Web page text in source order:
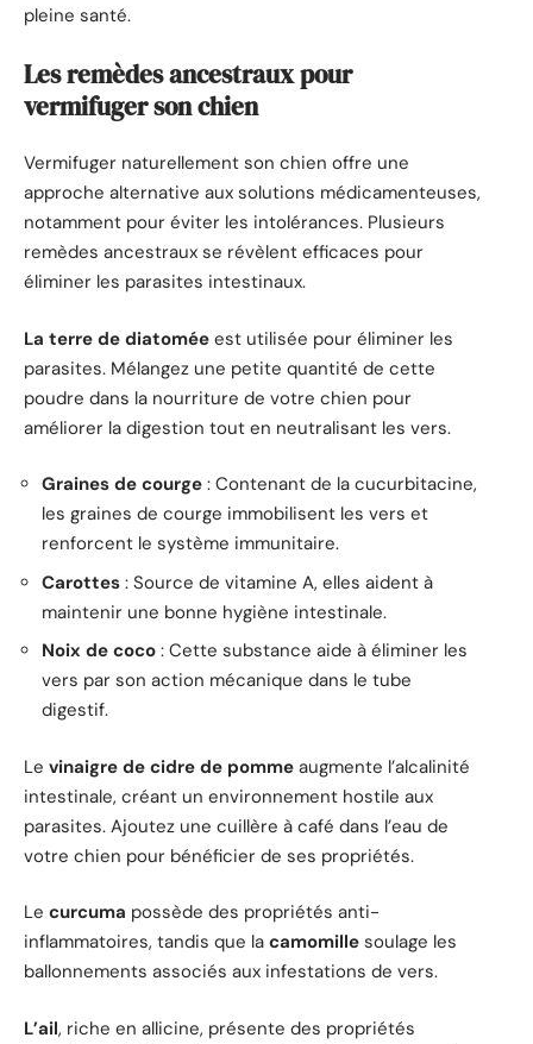
pleine santé.
Les remèdes ancestraux pour
vermifuger son chien
Vermifuger naturellement son chien offre une
approche alternative aux solutions médicamenteuses,
notamment pour éviter les intolérances. Plusieurs
remèdes ancestraux se révèlent efficaces pour
éliminer les parasites intestinaux.
La terre de diatomée est utilisée pour éliminer les
parasites. Mélangez une petite quantité de cette
poudre dans la nourriture de votre chien pour
améliorer la digestion tout en neutralisant les vers.
Graines de courge : Contenant de la cucurbitacine,
les graines de courge immobilisent les vers et
renforcent le système immunitaire.
Carottes : Source de vitamine A, elles aident à
maintenir une bonne hygiène intestinale.
Noix de coco : Cette substance aide à éliminer les
vers par son action mécanique dans le tube
digestif.
Le vinaigre de cidre de pomme augmente l’alcalinité
intestinale, créant un environnement hostile aux
parasites. Ajoutez une cuillère à café dans l’eau de
votre chien pour bénéficier de ses propriétés.
Le curcuma possède des propriétés anti-
inflammatoires, tandis que la camomille soulage les
ballonnements associés aux infestations de vers.
L’ail, riche en allicine, présente des propriétés